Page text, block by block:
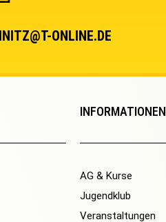
ONLINE.DE
INFORMATIONEN
AG & Kurse
Jugendklub
Veranstaltungen